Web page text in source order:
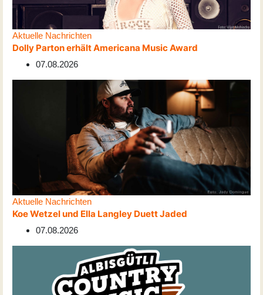
Aktuelle Nachrichten
Dolly Parton erhält Americana Music Award
07.08.2026
Aktuelle Nachrichten
Koe Wetzel und Ella Langley Duett Jaded
07.08.2026